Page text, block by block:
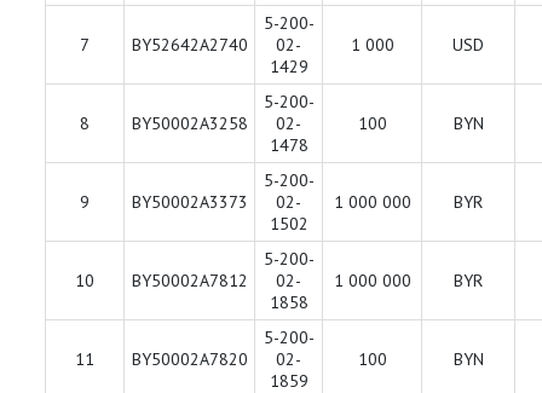
7 BY52642A2740
5-200-
02-
1429
1 000 USD
8 BY50002A3258
5-200-
02-
1478
100 BYN
9 BY50002A3373
5-200-
02-
1502
1 000 000 BYR
10 BY50002A7812
5-200-
02-
1858
1 000 000 BYR
11 BY50002A7820
5-200-
02-
1859
100 BYN